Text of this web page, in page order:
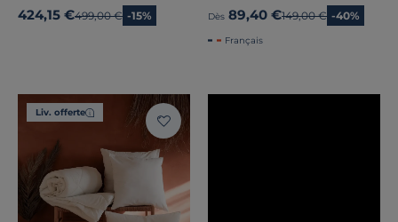
424,15 €Ancien prix
499,00 € -15% Dès 89,40 €Ancien prix
149,00 € -40%
Français
Liv. offerte
Hauteur
Marque
Note des clients
Stock